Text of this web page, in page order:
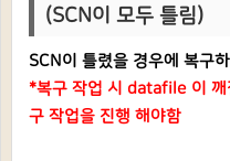
(SCN이 모두 틀림)
SCN이 틀렸을 경우에 복구
*복구 작업 시 datafile 이 깨
구 작업을 진행 해야함